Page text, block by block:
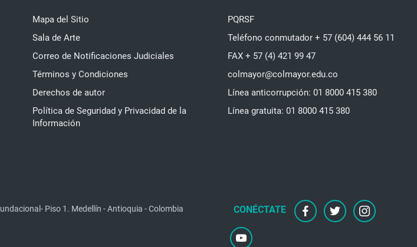
Mapa del Sitio
Sala de Arte
Correo de Notificaciones Judiciales
Términos y Condiciones
Derechos de autor
Política de Seguridad y Privacidad de la
Información
PQRSF
Teléfono conmutador + 57 (604) 444 56 11
FAX + 57 (4) 421 99 47
colmayor@colmayor.edu.co
Línea anticorrupción: 01 8000 415 380
Línea gratuita: 01 8000 415 380
Piso 1. Medellín - Antioquia - Colombia